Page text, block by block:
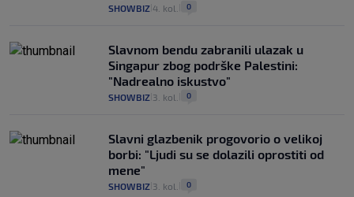
SHOWBIZ 4. kol. 0
Slavnom bendu zabranili ulazak u
Singapur zbog podrške Palestini:
"Nadrealno iskustvo"
SHOWBIZ 3. kol. 0
Slavni glazbenik progovorio o velikoj
borbi: "Ljudi su se dolazili oprostiti od
mene"
SHOWBIZ 3. kol. 0